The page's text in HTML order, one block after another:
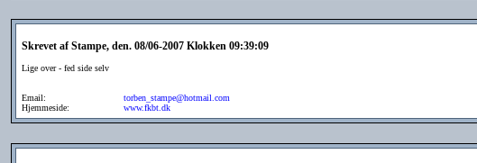
Skrevet af Stampe, den. 08/06-2007 Klokken 09:39:09
Lige over - fed side selv
Email:
Hjemmeside:
torben_stampe@hotmail.com
www.fkbt.dk